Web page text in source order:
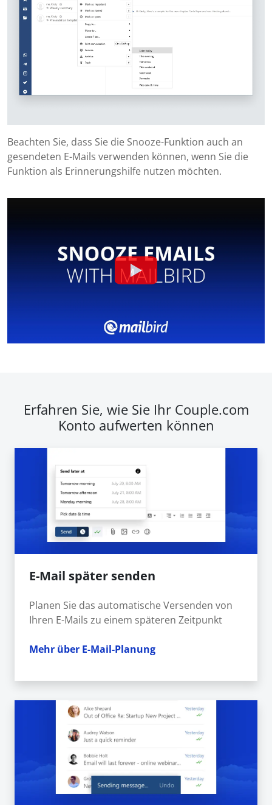
Beachten Sie, dass Sie die Snooze-Funktion auch an
gesendeten E-Mails verwenden können, wenn Sie die
Funktion als Erinnerungshilfe nutzen möchten.
Erfahren Sie, wie Sie Ihr Couple.com
Konto aufwerten können
E-Mail später senden
Planen Sie das automatische Versenden von
Ihren E-Mails zu einem späteren Zeitpunkt
Mehr über E-Mail-Planung